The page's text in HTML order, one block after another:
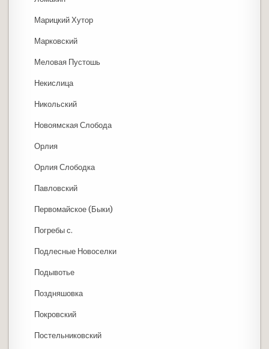
Марицкий Хутор
Марковский
Меловая Пустошь
Некислица
Никольский
Новоямская Слобода
Орлия
Орлия Слободка
Павловский
Первомайское (Быки)
Погребы с.
Подлесные Новоселки
Подывотье
Поздняшовка
Покровский
Постельниковский